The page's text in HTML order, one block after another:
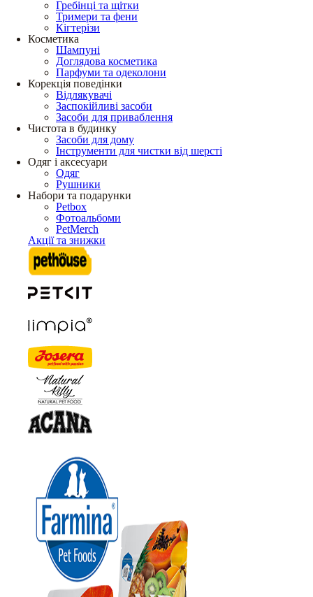
Гребінці та щітки
Тримери та фени
Кігтерізи
Косметика
Шампуні
Доглядова косметика
Парфуми та одеколони
Корекція поведінки
Відлякувачі
Заспокійливі засоби
Засоби для приваблення
Чистота в будинку
Засоби для дому
Інструменти для чистки від шерсті
Одяг і аксесуари
Одяг
Рушники
Набори та подарунки
Petbox
Фотоальбоми
PetMerch
Акції та знижки